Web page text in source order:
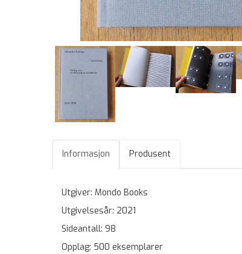
Informasjon Produsent
Utgiver: Mondo Books
Utgivelsesår: 2021
Sideantall: 98
Opplag: 500 eksemplarer